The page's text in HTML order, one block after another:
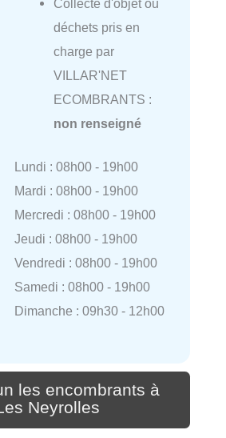
Collecte d'objet ou
déchets pris en
charge par
VILLAR'NET
ECOMBRANTS :
non renseigné
Lundi : 08h00 - 19h00
Mardi : 08h00 - 19h00
Mercredi : 08h00 - 19h00
Jeudi : 08h00 - 19h00
Vendredi : 08h00 - 19h00
Samedi : 08h00 - 19h00
Dimanche : 09h30 - 12h00
les encombrants à
Neyrolles